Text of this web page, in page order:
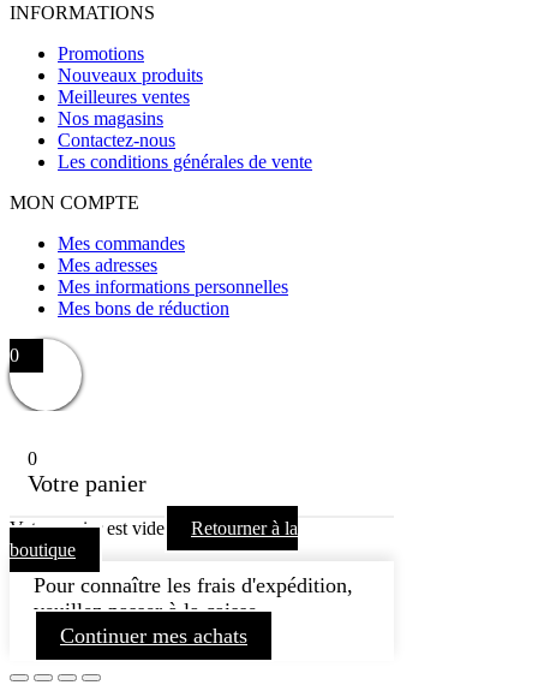
INFORMATIONS
Promotions
Nouveaux produits
Meilleures ventes
Nos magasins
Contactez-nous
Les conditions générales de vente
MON COMPTE
Mes commandes
Mes adresses
Mes informations personnelles
Mes bons de réduction
0
0
Votre panier
Votre panier est vide
Retourner à la
boutique
Pour connaître les frais d'expédition,
veuillez passer à la caisse.
Continuer mes achats